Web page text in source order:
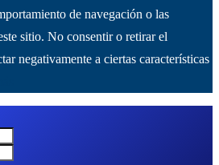
de navegación o las
sitio. No consentir o retirar el
negativamente a ciertas características